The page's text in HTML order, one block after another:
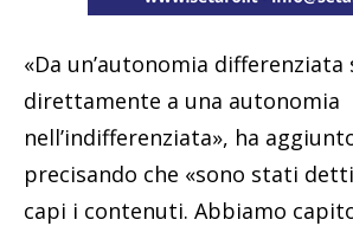
«Da un’autonomia differenziata
direttamente a una autonomia
nell’indifferenziata», ha
precisando che «sono stati
capi i contenuti. Abbiamo